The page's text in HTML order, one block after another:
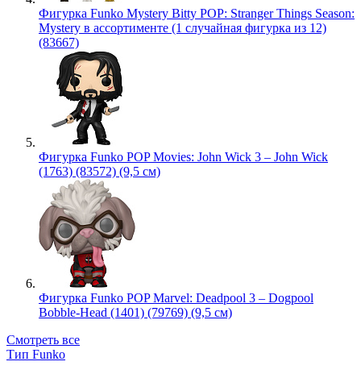
Фигурка Funko Mystery Bitty POP: Stranger Things Season:
Mystery в ассортименте (1 случайная фигурка из 12)
(83667)
Фигурка Funko POP Movies: John Wick 3 – John Wick
(1763) (83572) (9,5 см)
Фигурка Funko POP Marvel: Deadpool 3 – Dogpool
Bobble-Head (1401) (79769) (9,5 см)
Смотреть все
Тип Funko